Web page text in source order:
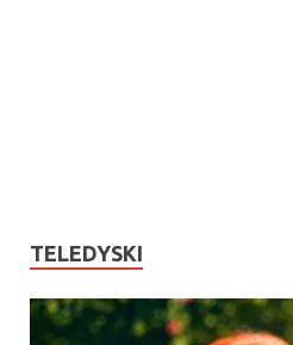
TELEDYSKI